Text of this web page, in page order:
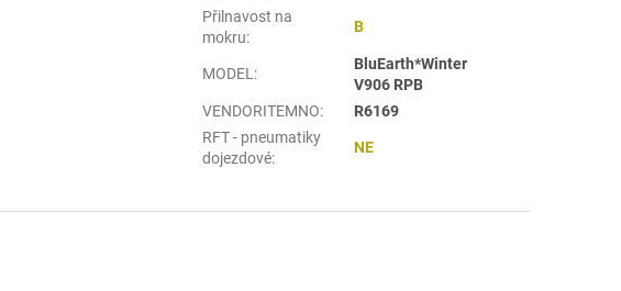
Přilnavost na
mokru:
B
MODEL :
BluEarth*Winter
V906 RPB
VENDORITEMNO:
R6169
RFT - pneumatiky
dojezdové:
NE